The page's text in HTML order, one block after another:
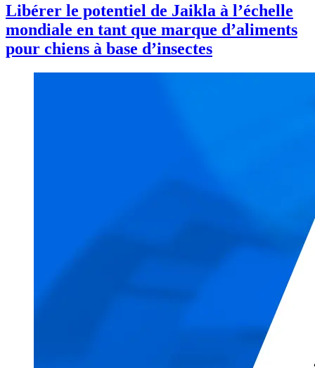
Libérer le potentiel de Jaikla à l’échelle
mondiale en tant que marque d’aliments
pour chiens à base d’insectes